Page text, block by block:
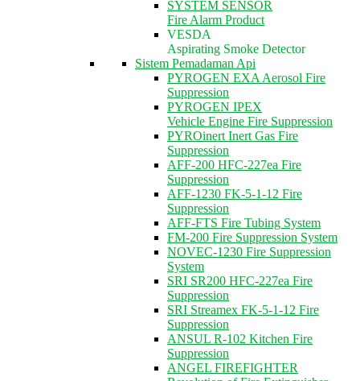
SYSTEM SENSOR
Fire Alarm Product
VESDA
Aspirating Smoke Detector
Sistem Pemadaman Api
PYROGEN EXA Aerosol Fire
Suppression
PYROGEN IPEX
Vehicle Engine Fire Suppression
PYROinert Inert Gas Fire
Suppression
AFF-200 HFC-227ea Fire
Suppression
AFF-1230 FK-5-1-12 Fire
Suppression
AFF-FTS Fire Tubing System
FM-200 Fire Suppression System
NOVEC-1230 Fire Suppression
System
SRI SR200 HFC-227ea Fire
Suppression
SRI Streamex FK-5-1-12 Fire
Suppression
ANSUL R-102 Kitchen Fire
Suppression
ANGEL FIREFIGHTER